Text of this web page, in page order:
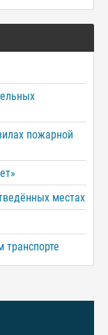
пожарной
местах